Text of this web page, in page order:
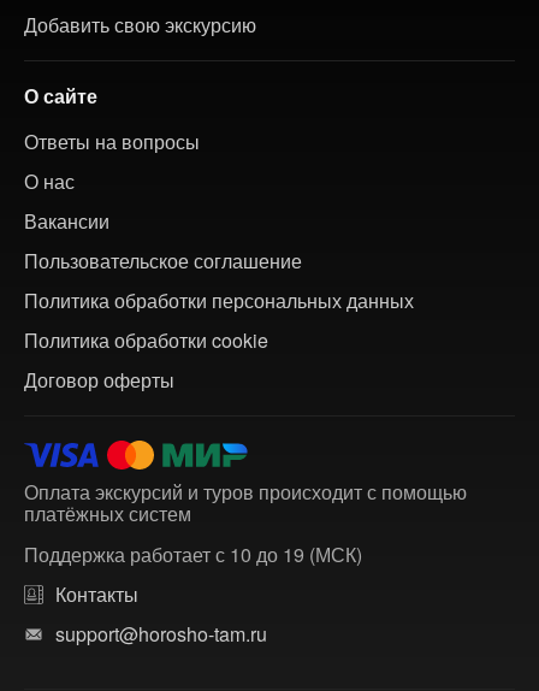
Добавить свою экскурсию
О сайте
Ответы на вопросы
О нас
Вакансии
Пользовательское соглашение
Политика обработки персональных данных
Политика обработки cookie
Договор оферты
Оплата экскурсий и туров происходит с помощью
платёжных систем
Поддержка работает с 10 до 19 (МСК)
Контакты
support@horosho-tam.ru